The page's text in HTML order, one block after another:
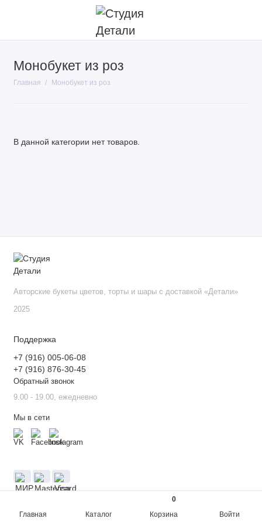
Главная Каталог Корзина
0
Войти
Монобукет из роз
Главная Монобукет из роз
В данной категории нет товаров.
Авторские букеты цветов, торты и шары с доставкой «Детали»
2025
Поддержка
+7 (916) 005-06-08
+7 (916) 876-30-45
Обратный звонок
9.00 - 19.00, ежедневно
Мы в сети